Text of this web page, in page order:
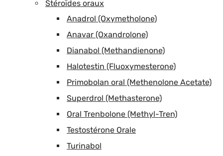
Stéroïdes oraux
Anadrol (Oxymetholone)
Anavar (Oxandrolone)
Dianabol (Methandienone)
Halotestin (Fluoxymesterone)
Primobolan oral (Methenolone Acetate)
Superdrol (Methasterone)
Oral Trenbolone (Methyl-Tren)
Testostérone Orale
Turinabol